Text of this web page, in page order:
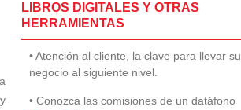
LIBROS DIGITALES Y OTRAS
HERRAMIENTAS
• Atención al cliente, la clave para llevar su
negocio al siguiente nivel.
• Conozca las comisiones de un datáfono